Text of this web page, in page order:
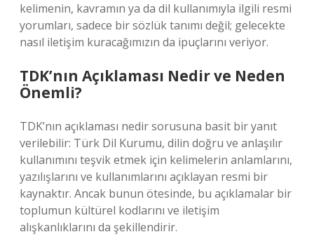
kelimenin, kavramın ya da dil kullanımıyla ilgili resmi
yorumları, sadece bir sözlük tanımı değil; gelecekte
nasıl iletişim kuracağımızın da ipuçlarını veriyor.
TDK’nın Açıklaması Nedir ve Neden
Önemli?
TDK’nın açıklaması nedir sorusuna basit bir yanıt
verilebilir: Türk Dil Kurumu, dilin doğru ve anlaşılır
kullanımını teşvik etmek için kelimelerin anlamlarını,
yazılışlarını ve kullanımlarını açıklayan resmi bir
kaynaktır. Ancak bunun ötesinde, bu açıklamalar bir
toplumun kültürel kodlarını ve iletişim
alışkanlıklarını da şekillendirir.